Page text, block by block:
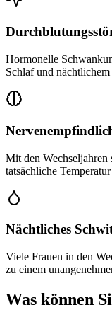
Hormonelle
Schlaf und
Mit den
tatsächliche
Nächtliches
Viele Frauen in den
zu einem
Was können